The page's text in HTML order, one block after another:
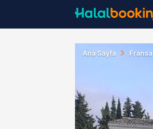
Ana Sayfa Fransa